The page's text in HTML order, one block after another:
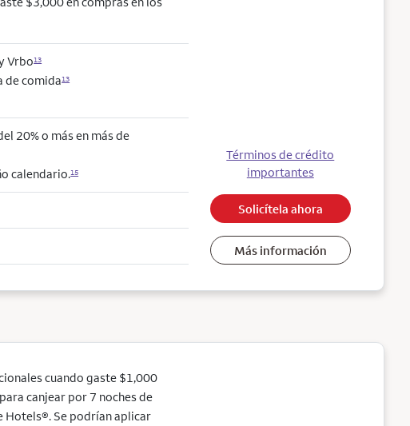
Vrbo13
de comida13
20% o más en más de
calendario.15
Términos de crédito
importantes
Solicítela ahora
Más información
cuando gaste $1,000
canjear por 7 noches de
Hotels®. Se podrían aplicar